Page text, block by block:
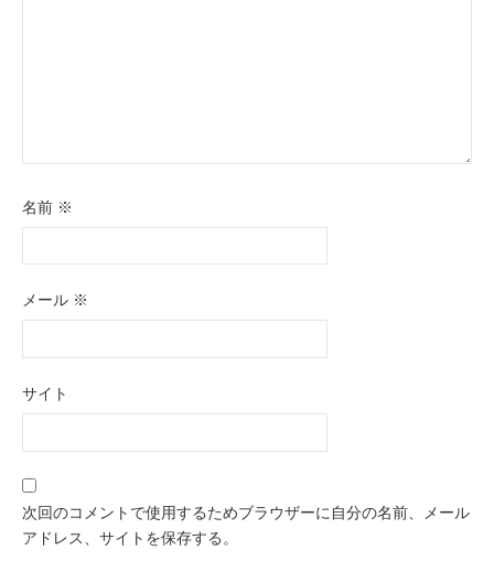
名前 ※
メール ※
サイト
次回のコメントで使用するためブラウザーに自分の名前、メール
アドレス、サイトを保存する。